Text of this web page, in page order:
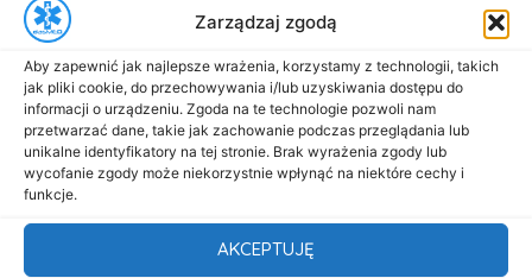
Zarządzaj zgodą
Aby zapewnić jak najlepsze wrażenia, korzystamy z technologii, takich
jak pliki cookie, do przechowywania i/lub uzyskiwania dostępu do
informacji o urządzeniu. Zgoda na te technologie pozwoli nam
przetwarzać dane, takie jak zachowanie podczas przeglądania lub
unikalne identyfikatory na tej stronie. Brak wyrażenia zgody lub
wycofanie zgody może niekorzystnie wpłynąć na niektóre cechy i
funkcje.
AKCEPTUJĘ